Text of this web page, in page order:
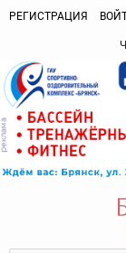
РЕГИСТРАЦИЯ